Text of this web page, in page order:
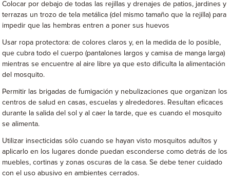
Colocar por debajo de todas las rejillas y drenajes de patios, jardines y
terrazas un trozo de tela metálica (del mismo tamaño que la rejilla) para
impedir que las hembras entren a poner sus huevos
Usar ropa protectora: de colores claros y, en la medida de lo posible,
que cubra todo el cuerpo (pantalones largos y camisa de manga larga)
mientras se encuentre al aire libre ya que esto dificulta la alimentación
del mosquito.
Permitir las brigadas de fumigación y nebulizaciones que organizan los
centros de salud en casas, escuelas y alrededores. Resultan eficaces
durante la salida del sol y al caer la tarde, que es cuando el mosquito
se alimenta.
Utilizar insecticidas sólo cuando se hayan visto mosquitos adultos y
aplicarlo en los lugares donde puedan esconderse como detrás de los
muebles, cortinas y zonas oscuras de la casa. Se debe tener cuidado
con el uso abusivo en ambientes cerrados.